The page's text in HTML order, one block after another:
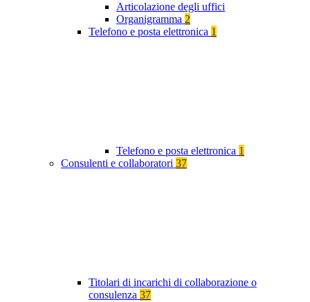
Articolazione degli uffici
Organigramma 2
Telefono e posta elettronica 1
Telefono e posta elettronica 1
Consulenti e collaboratori 37
Titolari di incarichi di collaborazione o
consulenza 37